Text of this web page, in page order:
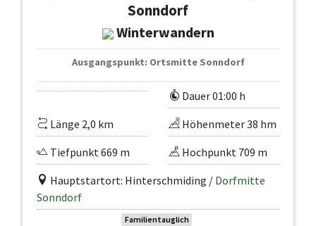
Sonndorf
Winterwandern
Ausgangspunkt: Ortsmitte Sonndorf
Dauer 01:00 h
Länge 2,0 km
Höhenmeter 38 hm
Tiefpunkt 669 m
Hochpunkt 709 m
Hauptstartort: Hinterschmiding / Dorfmitte
Sonndorf
Familientauglich